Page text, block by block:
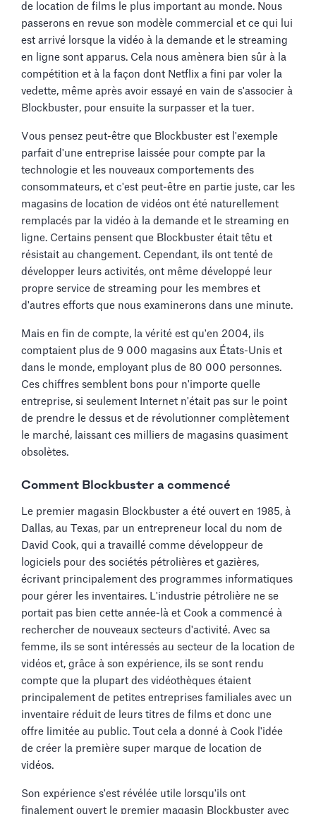
de location de films le plus important au monde. Nous
passerons en revue son modèle commercial et ce qui lui
est arrivé lorsque la vidéo à la demande et le streaming
en ligne sont apparus. Cela nous amènera bien sûr à la
compétition et à la façon dont Netflix a fini par voler la
vedette, même après avoir essayé en vain de s'associer à
Blockbuster, pour ensuite la surpasser et la tuer.
Vous pensez peut-être que Blockbuster est l'exemple
parfait d'une entreprise laissée pour compte par la
technologie et les nouveaux comportements des
consommateurs, et c'est peut-être en partie juste, car les
magasins de location de vidéos ont été naturellement
remplacés par la vidéo à la demande et le streaming en
ligne. Certains pensent que Blockbuster était têtu et
résistait au changement. Cependant, ils ont tenté de
développer leurs activités, ont même développé leur
propre service de streaming pour les membres et
d'autres efforts que nous examinerons dans une minute.
Mais en fin de compte, la vérité est qu'en 2004, ils
comptaient plus de 9 000 magasins aux États-Unis et
dans le monde, employant plus de 80 000 personnes.
Ces chiffres semblent bons pour n'importe quelle
entreprise, si seulement Internet n'était pas sur le point
de prendre le dessus et de révolutionner complètement
le marché, laissant ces milliers de magasins quasiment
obsolètes.
Comment Blockbuster a commencé
Le premier magasin Blockbuster a été ouvert en 1985, à
Dallas, au Texas, par un entrepreneur local du nom de
David Cook, qui a travaillé comme développeur de
logiciels pour des sociétés pétrolières et gazières,
écrivant principalement des programmes informatiques
pour gérer les inventaires. L'industrie pétrolière ne se
portait pas bien cette année-là et Cook a commencé à
rechercher de nouveaux secteurs d'activité. Avec sa
femme, ils se sont intéressés au secteur de la location de
vidéos et, grâce à son expérience, ils se sont rendu
compte que la plupart des vidéothèques étaient
principalement de petites entreprises familiales avec un
inventaire réduit de leurs titres de films et donc une
offre limitée au public. Tout cela a donné à Cook l'idée
de créer la première super marque de location de
vidéos.
Son expérience s'est révélée utile lorsqu'ils ont
finalement ouvert le premier magasin Blockbuster avec